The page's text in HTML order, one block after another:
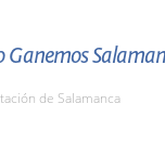
Ganemos
de Salamanca